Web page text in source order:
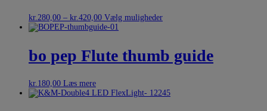
kr.280,00 – kr.420,00 Vælg muligheder
bo pep Flute thumb guide
kr. 180,00 Læs mere